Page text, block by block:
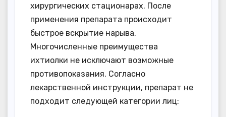
хирургических стационарах. После
применения препарата происходит
быстрое вскрытие нарыва.
Многочисленные преимущества
ихтиолки не исключают возможные
противопоказания. Согласно
лекарственной инструкции, препарат не
подходит следующей категории лиц: